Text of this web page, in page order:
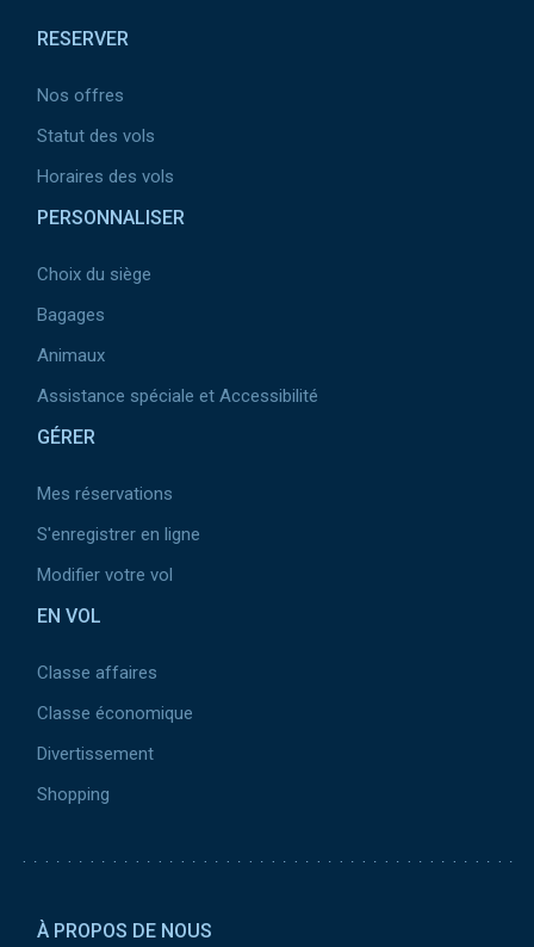
RESERVER
Nos offres
Statut des vols
Horaires des vols
PERSONNALISER
Choix du siège
Bagages
Animaux
Assistance spéciale et Accessibilité
GÉRER
Mes réservations
S'enregistrer en ligne
Modifier votre vol
EN VOL
Classe affaires
Classe économique
Divertissement
Shopping
À PROPOS DE NOUS